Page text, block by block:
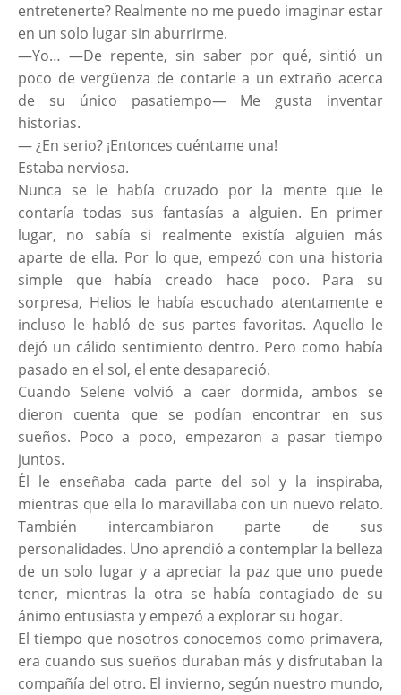
entretenerte? Realmente no me puedo imaginar estar
en un solo lugar sin aburrirme.
—Yo… —De repente, sin saber por qué, sintió un
poco de vergüenza de contarle a un extraño acerca
de su único pasatiempo— Me gusta inventar
historias.
— ¿En serio? ¡Entonces cuéntame una!
Estaba nerviosa.
Nunca se le había cruzado por la mente que le
contaría todas sus fantasías a alguien. En primer
lugar, no sabía si realmente existía alguien más
aparte de ella. Por lo que, empezó con una historia
simple que había creado hace poco. Para su
sorpresa, Helios le había escuchado atentamente e
incluso le habló de sus partes favoritas. Aquello le
dejó un cálido sentimiento dentro. Pero como había
pasado en el sol, el ente desapareció.
Cuando Selene volvió a caer dormida, ambos se
dieron cuenta que se podían encontrar en sus
sueños. Poco a poco, empezaron a pasar tiempo
juntos.
Él le enseñaba cada parte del sol y la inspiraba,
mientras que ella lo maravillaba con un nuevo relato.
También intercambiaron parte de sus
personalidades. Uno aprendió a contemplar la belleza
de un solo lugar y a apreciar la paz que uno puede
tener, mientras la otra se había contagiado de su
ánimo entusiasta y empezó a explorar su hogar.
El tiempo que nosotros conocemos como primavera,
era cuando sus sueños duraban más y disfrutaban la
compañía del otro. El invierno, según nuestro mundo,